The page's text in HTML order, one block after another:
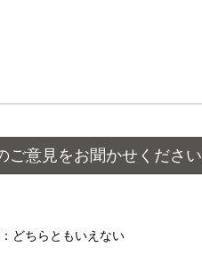
ご意見をお聞かせください
どちらともいえない